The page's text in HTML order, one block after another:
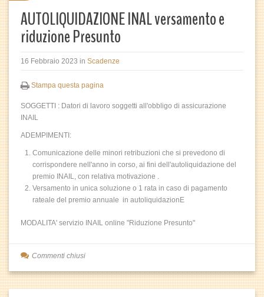
AUTOLIQUIDAZIONE INAL versamento e
riduzione Presunto
16 Febbraio 2023 in Scadenze
Stampa questa pagina
SOGGETTI : Datori di lavoro soggetti all'obbligo di assicurazione
INAIL
ADEMPIMENTI:
Comunicazione delle minori retribuzioni che si prevedono di
corrispondere nell'anno in corso, ai fini dell'autoliquidazione del
premio INAIL, con relativa motivazione .
Versamento in unica soluzione o 1 rata in caso di pagamento
rateale del premio annuale in autoliquidazionE
MODALITA' servizio INAIL online "Riduzione Presunto"
Commenti chiusi